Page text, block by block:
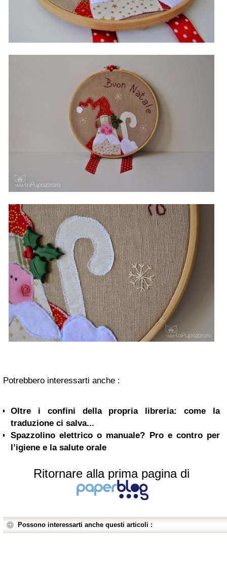
Potrebbero interessarti anche :
Oltre i confini della propria libreria: come la
traduzione ci salva...
Spazzolino elettrico o manuale? Pro e contro per
l’igiene e la salute orale
Ritornare alla prima pagina di
Possono interessarti anche questi articoli :